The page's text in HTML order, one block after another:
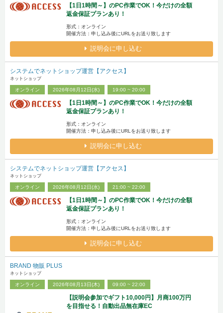
【1日1時間～】のPC作業でOK！今だけの全額
返金保証プランあり！
形式：オンライン
開催方法：申し込み後にURLをお送り致します
説明会に申し込む
システムでネットショップ運営【アクセス】
ネットショップ
オンライン 2026年08月12日(水) 19:00 ~ 20:00
【1日1時間～】のPC作業でOK！今だけの全額
返金保証プランあり！
形式：オンライン
開催方法：申し込み後にURLをお送り致します
説明会に申し込む
システムでネットショップ運営【アクセス】
ネットショップ
オンライン 2026年08月12日(水) 21:00 ~ 22:00
【1日1時間～】のPC作業でOK！今だけの全額
返金保証プランあり！
形式：オンライン
開催方法：申し込み後にURLをお送り致します
説明会に申し込む
BRAND 物販 PLUS
ネットショップ
オンライン 2026年08月13日(木) 09:00 ~ 22:00
【説明会参加でギフト10,000円】月商100万円
を目指せる！自動出品無在庫EC